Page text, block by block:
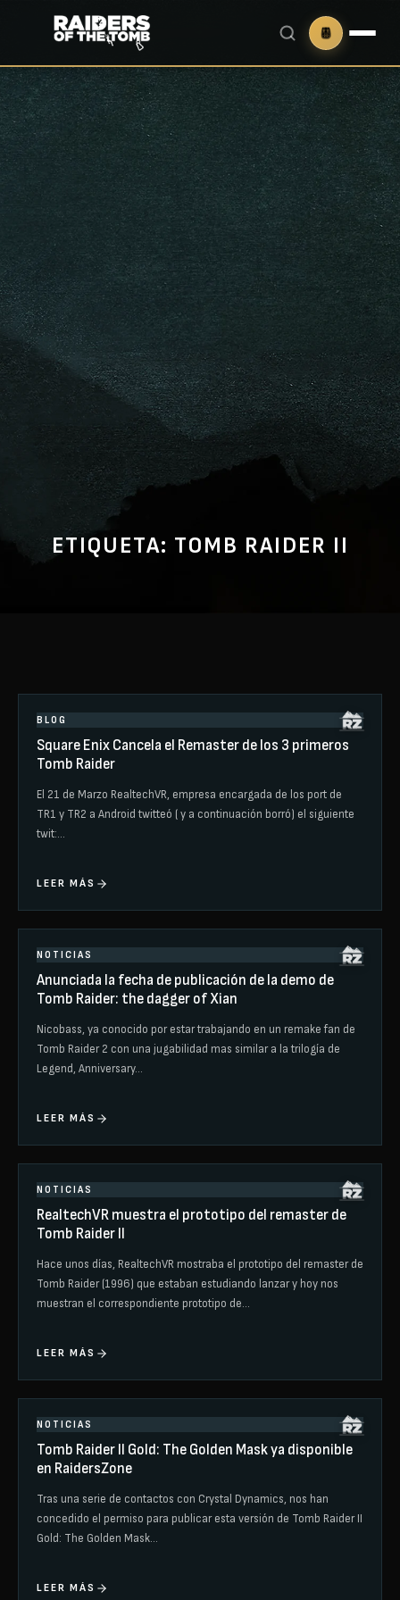
ETIQUETA: TOMB RAIDER II
BLOG
Square Enix Cancela el Remaster de los 3 primeros
Tomb Raider
El 21 de Marzo RealtechVR, empresa encargada de los port de
TR1 y TR2 a Android twitteó ( y a continuación borró) el siguiente
twit:…
LEER MÁS
NOTICIAS
Anunciada la fecha de publicación de la demo de
Tomb Raider: the dagger of Xian
Nicobass, ya conocido por estar trabajando en un remake fan de
Tomb Raider 2 con una jugabilidad mas similar a la trilogía de
Legend, Anniversary…
LEER MÁS
NOTICIAS
RealtechVR muestra el prototipo del remaster de
Tomb Raider II
Hace unos días, RealtechVR mostraba el prototipo del remaster de
Tomb Raider (1996) que estaban estudiando lanzar y hoy nos
muestran el correspondiente prototipo de…
LEER MÁS
NOTICIAS
Tomb Raider II Gold: The Golden Mask ya disponible
en RaidersZone
Tras una serie de contactos con Crystal Dynamics, nos han
concedido el permiso para publicar esta versión de Tomb Raider II
Gold: The Golden Mask…
LEER MÁS